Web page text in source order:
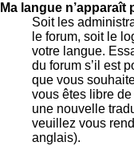
Ma langue n’apparaît
Soit les
le forum, soit le
votre langue.
du forum s’il est
que vous
vous êtes libre
une nouvelle
veuillez vous
anglais).